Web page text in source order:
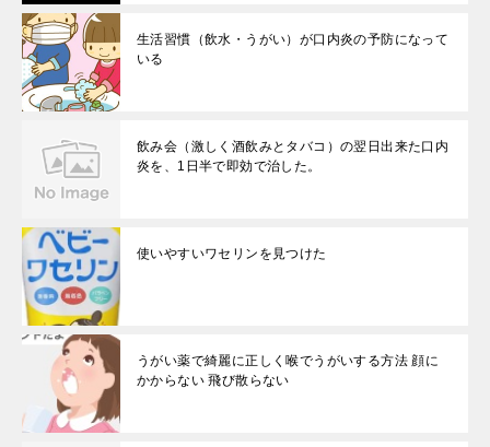
生活習慣（飲水・うがい）が口内炎の予防になって
いる
飲み会（激しく酒飲みとタバコ）の翌日出来た口内
炎を、1日半で即効で治した。
使いやすいワセリンを見つけた
うがい薬で綺麗に正しく喉でうがいする方法 顔に
かからない 飛び散らない